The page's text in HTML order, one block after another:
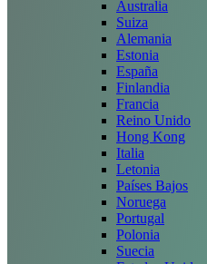
Australia
Suiza
Alemania
Estonia
España
Finlandia
Francia
Reino Unido
Hong Kong
Italia
Letonia
Países Bajos
Noruega
Portugal
Polonia
Suecia